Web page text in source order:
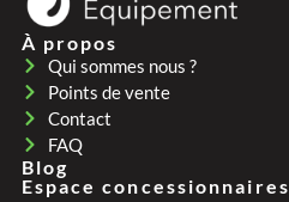
À propos
Qui sommes nous ?
Points de vente
Contact
FAQ
Blog
Espace concessionnaires